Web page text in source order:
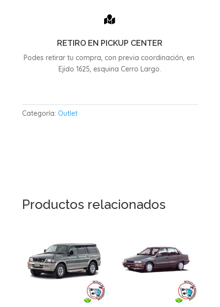

RETIRO EN PICKUP CENTER
Podes retirar tu compra, con previa coordinación, en
Ejido 1625, esquina Cerro Largo.
Categoría: Outlet
Productos relacionados